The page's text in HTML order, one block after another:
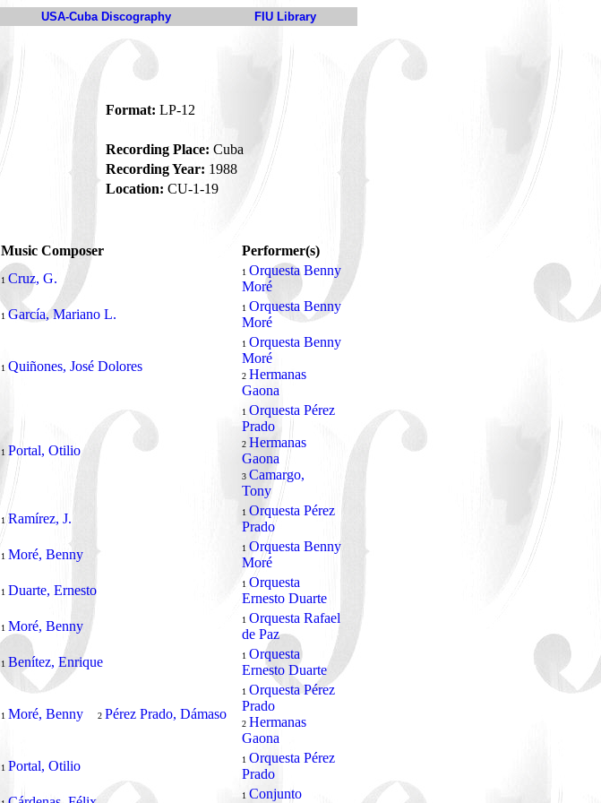
USA-Cuba Discography FIU Library
Format: LP-12
Recording Place: Cuba
Recording Year: 1988
Location: CU-1-19
Music Composer
Performer(s)
1 Cruz, G. 1 Orquesta Benny
Moré
1 García, Mariano L. 1 Orquesta Benny
Moré
1 Quiñones, José Dolores
1 Orquesta Benny
Moré
2 Hermanas
Gaona
1 Portal, Otilio
1 Orquesta Pérez
Prado
2 Hermanas
Gaona
3 Camargo,
Tony
1Ramírez, J. 1 Orquesta Pérez
Prado
1 Moré, Benny 1 Orquesta Benny
Moré
1 Duarte, Ernesto 1 Orquesta
Ernesto Duarte
1 Moré, Benny 1 Orquesta Rafael
de Paz
1 Benítez, Enrique 1 Orquesta
Ernesto Duarte
1 Moré, Benny 2 Pérez Prado, Dámaso
1 Orquesta Pérez
Prado
2 Hermanas
Gaona
1 Portal, Otilio 1 Orquesta Pérez
Prado
1 Conjunto